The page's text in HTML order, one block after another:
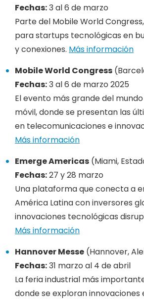
Fechas:3 al 6 de marzo
Parte del Mobile World
para startups tecnológicas en
y conexiones. Más información
Mobile World Congress
Fechas:3 al 6 de marzo 2025
El evento más grande del
móvil, donde se presentan las
en telecomunicaciones e
Más información
Emerge Americas (Miami,
Fechas:27 y 28 marzo
Una plataforma que conecta a
América Latina con inversores
innovaciones tecnológicas
Más información
Hannover Messe (Hannover,
Fechas:31 marzo al 4 de abril
La feria industrial más
donde se exploran innovaciones